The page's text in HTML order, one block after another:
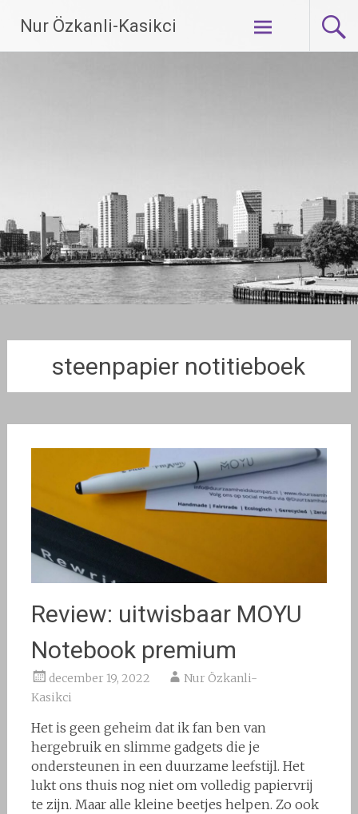
naar
de
Nur Özkanli-Kasikci
steenpapier notitieboek
Review: uitwisbaar MOYU
Notebook premium
december 19, 2022
Nur Özkanli-
Kasikci
Het is geen geheim dat ik fan ben van
hergebruik en slimme gadgets die je
ondersteunen in een duurzame leefstijl. Het
lukt ons thuis nog niet om volledig papiervrij
te zijn. Maar alle kleine beetjes helpen. Zo ook